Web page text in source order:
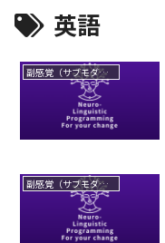
英語
副感覚（サブモダリティ）
副感覚（サブモダリティ）